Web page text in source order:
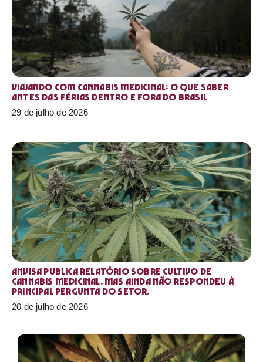
Viajando com cannabis medicinal: o que saber
antes das férias dentro e fora do Brasil
29 de julho de 2026
Anvisa publica relatório sobre cultivo de
Cannabis medicinal. Mas ainda não respondeu à
principal pergunta do setor.
20 de julho de 2026